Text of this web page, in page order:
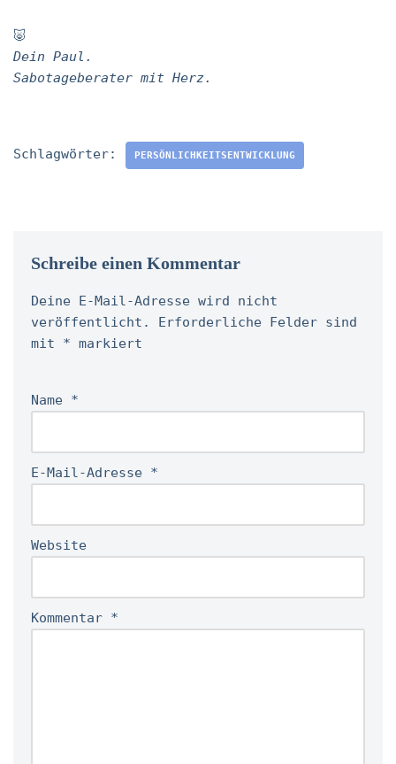
🐷
Dein Paul.
Sabotageberater mit Herz.
Schlagwörter: PERSÖNLICHKEITSENTWICKLUNG
Schreibe einen Kommentar
Deine E-Mail-Adresse wird nicht
veröffentlicht.
Erforderliche Felder sind
mit * markiert
Name *
E-Mail-Adresse *
Website
Kommentar *